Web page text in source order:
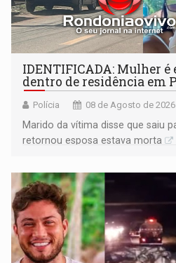
IDENTIFICADA: Mulher
dentro de residência em
Polícia 08 de Agosto de 2026
Marido da vítima disse que saiu
retornou esposa estava morta